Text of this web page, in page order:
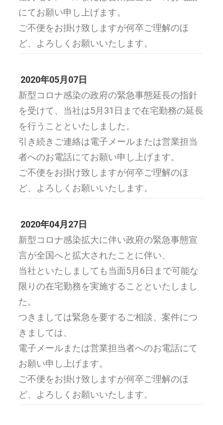
にてお願い申し上げます。
ご不便をお掛け致しますが何卒ご理解のほ
ど、よろしくお願いいたします。
2020年05月07日
新型コロナ感染の政府の緊急事態延長の指針
を受けて、当社は5月31日まで在宅勤務の延長
を行うことといたしました。
引き続きご連絡は電子メールまたは営業担当
者へのお電話にてお願い申し上げます。
ご不便をお掛け致しますが何卒ご理解のほ
ど、よろしくお願いいたします。
2020年04月27日
新型コロナ感染拡大に伴い政府の緊急事態宣
言が全国へと拡大されたことに伴い、
当社といたしましても当面5月6日まで可能な
限りの在宅勤務を実施することといたしまし
た。
つきましては緊急を要するご相談、案件につ
きましては、
電子メールまたは営業担当者へのお電話にて
お願い申し上げます。
ご不便をお掛け致しますが何卒ご理解のほ
ど、よろしくお願いいたします。